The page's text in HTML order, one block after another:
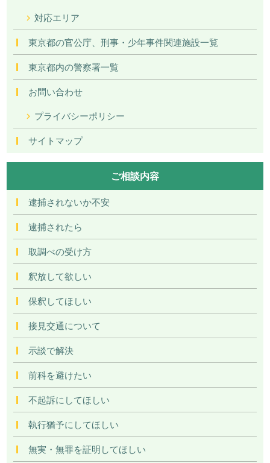
対応エリア
東京都の官公庁、刑事・少年事件関連施設一覧
東京都内の警察署一覧
お問い合わせ
プライバシーポリシー
サイトマップ
ご相談内容
逮捕されないか不安
逮捕されたら
取調べの受け方
釈放して欲しい
保釈してほしい
接見交通について
示談で解決
前科を避けたい
不起訴にしてほしい
執行猶予にしてほしい
無実・無罪を証明してほしい